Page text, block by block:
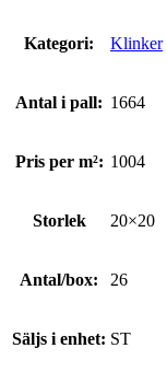
Kategori: Klinker
Antal i pall: 1664
Pris per m²: 1004
Storlek 20×20
Antal/box: 26
Säljs i enhet: ST